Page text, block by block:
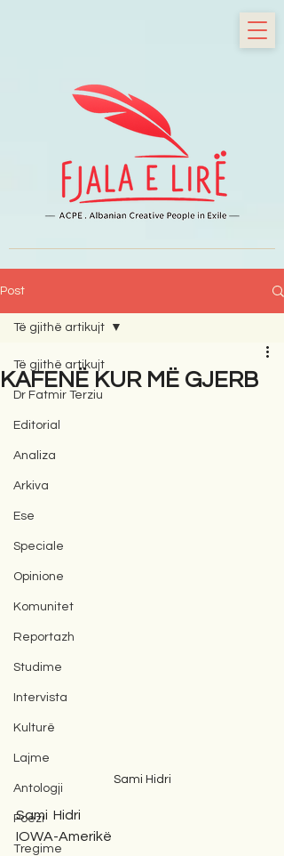
Post
Të gjithë artikujt
Dr Fatmir Terziu
Editorial
Analiza
Arkiva
Ese
Speciale
Opinione
Komunitet
Reportazh
Studime
Intervista
Kulturë
Lajme
Antologji
Poezi
Tregime
Të gjithë artikujt
KAFENË KUR MË GJERB
Sami Hidri
Sami  Hidri
IOWA-Amerikë